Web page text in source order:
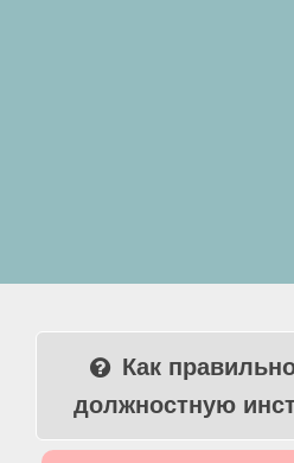
Как
должностную